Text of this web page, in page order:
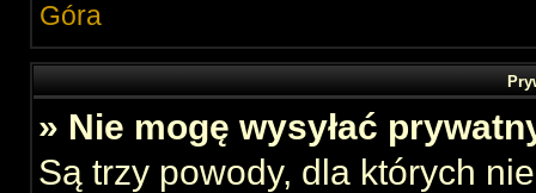
Góra
» Nie mogę wysyłać
Są trzy powody, dla których